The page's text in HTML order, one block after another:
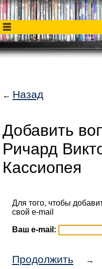
← Назад
Добавить
Ричард
Кассиопея
Для того, чтобы
свой e-mail
Ваш e-mail:
Продолжить →